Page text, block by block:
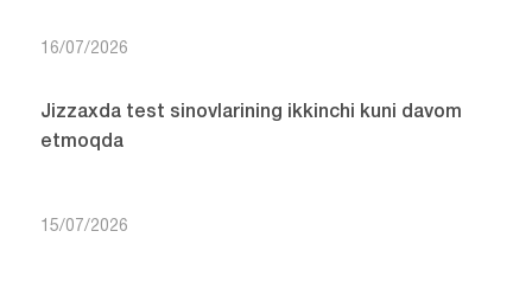
16/07/2026
Jizzaxda test sinovlarining ikkinchi kuni davom
etmoqda
15/07/2026